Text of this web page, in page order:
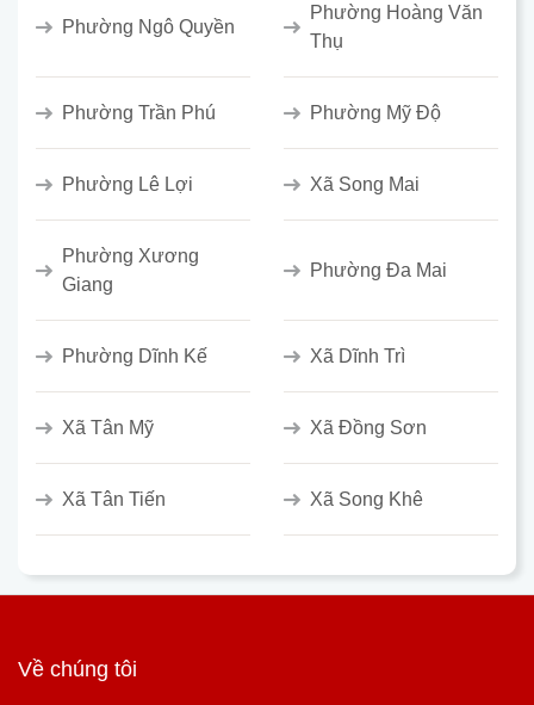
Phường Ngô Quyền
Phường Hoàng Văn
Thụ
Phường Trần Phú Phường Mỹ Độ
Phường Lê Lợi Xã Song Mai
Phường Xương
Giang
Phường Đa Mai
Phường Dĩnh Kế Xã Dĩnh Trì
Xã Tân Mỹ Xã Đồng Sơn
Xã Tân Tiến Xã Song Khê
Về chúng tôi